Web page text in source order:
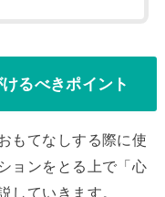
るべきポイント
もてなしする際に使
ョンをとる上で「心
していきます。